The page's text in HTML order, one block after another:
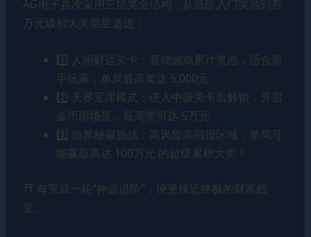
AG电子首次采用三层奖金结构，从低阶入门奖池到百
万元级别大奖层层递进：
1️⃣ 人间财运关卡：基础游戏累计奖池，适合新
手玩家，单局最高奖达 5,000元
2️⃣ 天界宝库模式：进入中级关卡后解锁，开启
金币雨场景，最高奖可达 5万元
3️⃣ 仙界秘藏挑战：高风险高回报区域，单局可
能赢取高达 100万元 的超级累积大奖！
⛩️ 每完成一轮“神迹进阶”，便更接近终极的财富殿
堂。